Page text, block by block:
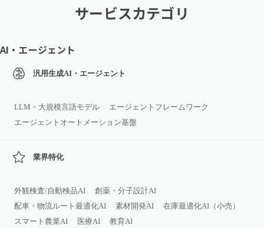
サービスカテゴリ
AI・エージェント
汎用生成AI・エージェント
LLM・大規模言語モデル
エージェントフレームワーク
エージェントオートメーション基盤
業界特化
外観検査/自動検品AI
創薬・分子設計AI
配車・物流ルート最適化AI
素材開発AI
在庫最適化AI（小売）
スマート農業AI
医療AI 教育AI